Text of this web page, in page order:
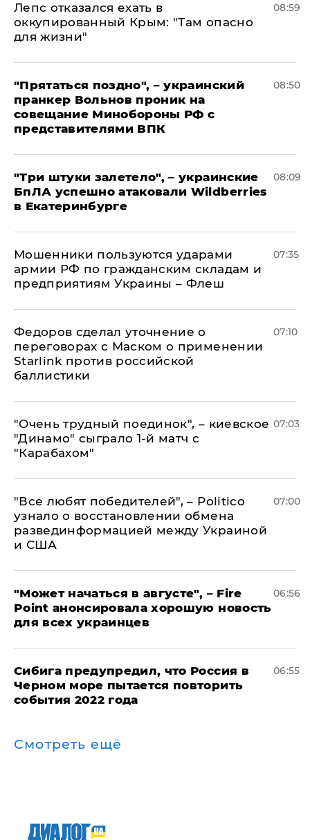
Лепс отказался ехать в
оккупированный Крым: "Там опасно
для жизни"
08:59
"Прятаться поздно", – украинский
пранкер Вольнов проник на
совещание Минобороны РФ с
представителями ВПК
08:50
"Три штуки залетело", – украинские
БпЛА успешно атаковали Wildberries
в Екатеринбурге
08:09
Мошенники пользуются ударами
армии РФ по гражданским складам и
предприятиям Украины – Флеш
07:35
Федоров сделал уточнение о
переговорах с Маском о применении
Starlink против российской
баллистики
07:10
"Очень трудный поединок", – киевское
"Динамо" сыграло 1-й матч с
"Карабахом"
07:03
​"Все любят победителей", – Politico
узнало о восстановлении обмена
развединформацией между Украиной
и США
07:00
"Может начаться в августе", – Fire
Point анонсировала хорошую новость
для всех украинцев
06:56
Сибига предупредил, что Россия в
Черном море пытается повторить
события 2022 года
06:55
Смотреть ещё